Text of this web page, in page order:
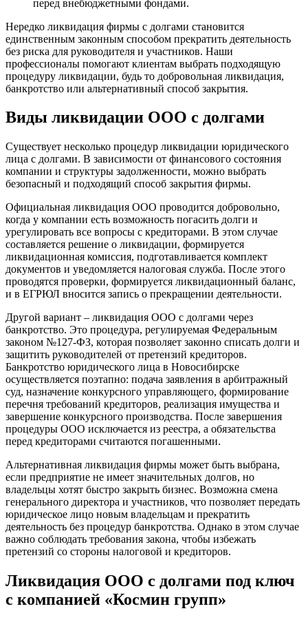
перед внебюджетными фондами.
Нередко ликвидация фирмы с долгами становится
единственным законным способом прекратить деятельность
без риска для руководителя и участников. Наши
профессионалы помогают клиентам выбрать подходящую
процедуру ликвидации, будь то добровольная ликвидация,
банкротство или альтернативный способ закрытия.
Виды ликвидации ООО с долгами
Существует несколько процедур ликвидации юридического
лица с долгами. В зависимости от финансового состояния
компании и структуры задолженности, можно выбрать
безопасный и подходящий способ закрытия фирмы.
Официальная ликвидация ООО проводится добровольно,
когда у компании есть возможность погасить долги и
урегулировать все вопросы с кредиторами. В этом случае
составляется решение о ликвидации, формируется
ликвидационная комиссия, подготавливается комплект
документов и уведомляется налоговая служба. После этого
проводятся проверки, формируется ликвидационный баланс,
и в ЕГРЮЛ вносится запись о прекращении деятельности.
Другой вариант – ликвидация ООО с долгами через
банкротство. Это процедура, регулируемая Федеральным
законом №127-ФЗ, которая позволяет законно списать долги и
защитить руководителей от претензий кредиторов.
Банкротство юридического лица в Новосибирске
осуществляется поэтапно: подача заявления в арбитражный
суд, назначение конкурсного управляющего, формирование
перечня требований кредиторов, реализация имущества и
завершение конкурсного производства. После завершения
процедуры ООО исключается из реестра, а обязательства
перед кредиторами считаются погашенными.
Альтернативная ликвидация фирмы может быть выбрана,
если предприятие не имеет значительных долгов, но
владельцы хотят быстро закрыть бизнес. Возможна смена
генерального директора и участников, что позволяет передать
юридическое лицо новым владельцам и прекратить
деятельность без процедур банкротства. Однако в этом случае
важно соблюдать требования закона, чтобы избежать
претензий со стороны налоговой и кредиторов.
Ликвидация ООО с долгами под ключ
с компанией «Космин групп»